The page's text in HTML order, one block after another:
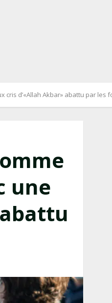
d’«Allah Akbar» abattu par les
une